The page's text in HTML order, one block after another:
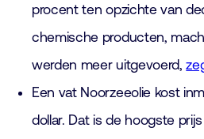
procent ten opzichte van
chemische producten,
werden meer uitgevoerd,
Een vat Noorzeeolie kost
dollar. Dat is de hoogste